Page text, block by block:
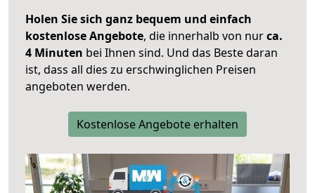
Holen Sie sich ganz bequem und einfach
kostenlose Angebote, die innerhalb von nurca.
4 Minuten bei Ihnen sind. Und das Beste daran
ist, dass all dies zu erschwinglichen Preisen
angeboten werden.
Kostenlose Angebote erhalten